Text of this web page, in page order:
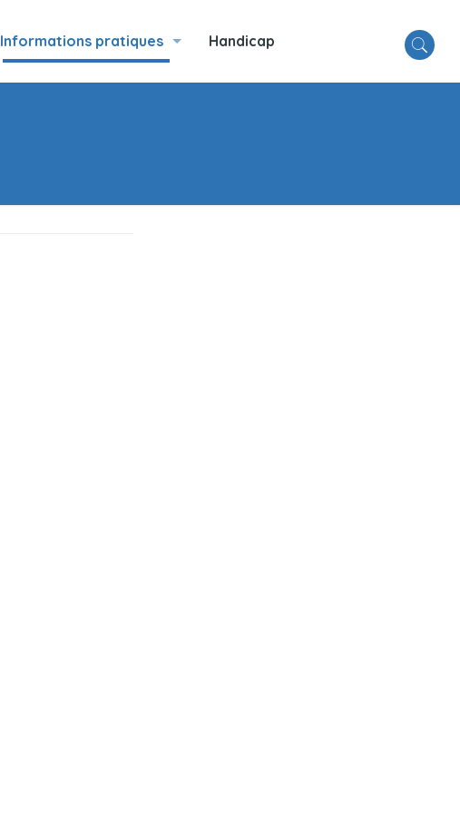
Informations pratiques Handicap